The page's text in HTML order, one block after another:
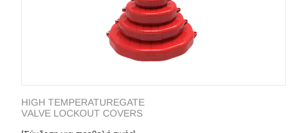
HIGH TEMPERATUREGΑΤΕ
VΑLVΕ LΟCΚΟUΤ CΟVΕRS